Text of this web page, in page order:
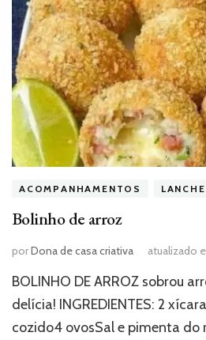
ACOMPANHAMENTOS
Bolinho de arroz
porDona de casa criativa atualizado
BOLINHO DE ARROZ sobrou
delícia! INGREDIENTES: 2
cozido4 ovosSal e pimenta do